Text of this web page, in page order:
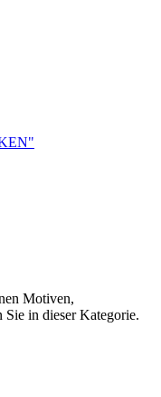
Motiven,
in dieser Kategorie.